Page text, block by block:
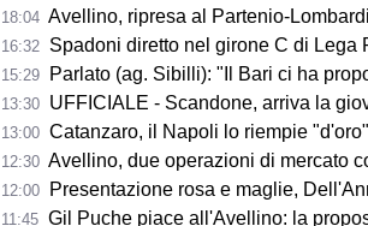
18:04 Avellino, ripresa al Partenio-Lombardi:
16:32 Spadoni diretto nel girone C di Lega
15:29 Parlato (ag. Sibilli): "Il Bari ci ha
13:30 UFFICIALE - Scandone, arriva la
13:00 Catanzaro, il Napoli lo riempie "d'oro"
12:30 Avellino, due operazioni di mercato con
12:00 Presentazione rosa e maglie, Dell'Anno:
11:45 Gil Puche piace all'Avellino: la